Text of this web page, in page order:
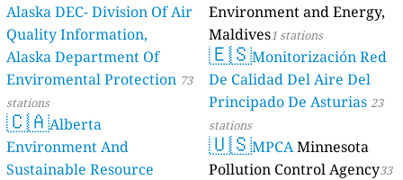
Alaska DEC- Division Of Air
Quality Information,
Alaska Department Of
Enviromental Protection 73
stations
🇨🇦Alberta
Environment And
Sustainable Resource
Environment and Energy,
Maldives1 stations
🇪🇸Monitorización Red
De Calidad Del Aire Del
Principado De Asturias 23
stations
🇺🇸MPCAMinnesota
Pollution Control Agency33